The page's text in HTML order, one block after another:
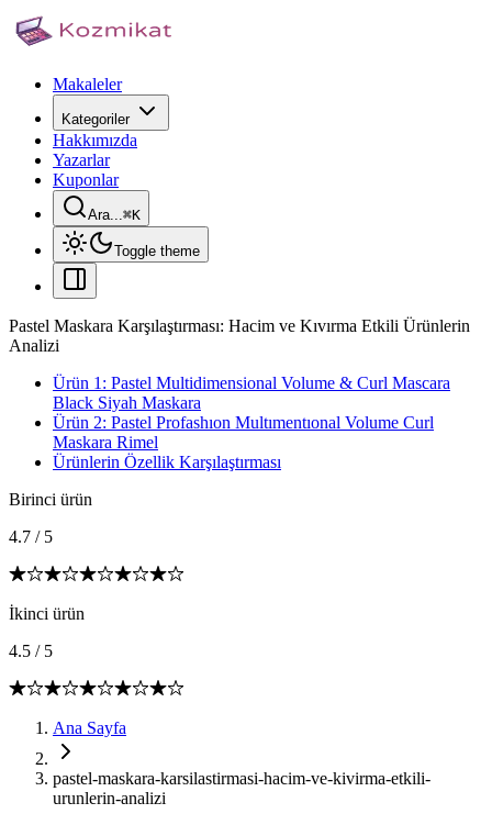
Makaleler
Kategoriler
Hakkımızda
Yazarlar
Kuponlar
Ara...⌘K
Toggle theme
Pastel Maskara Karşılaştırması: Hacim ve Kıvırma Etkili Ürünlerin
Analizi
Ürün 1: Pastel Multidimensional Volume & Curl Mascara
Black Siyah Maskara
Ürün 2: Pastel Profashıon Multımentıonal Volume Curl
Maskara Rimel
Ürünlerin Özellik Karşılaştırması
Birinci ürün
4.7 / 5
İkinci ürün
4.5 / 5
Ana Sayfa
pastel-maskara-karsilastirmasi-hacim-ve-kivirma-etkili-
urunlerin-analizi